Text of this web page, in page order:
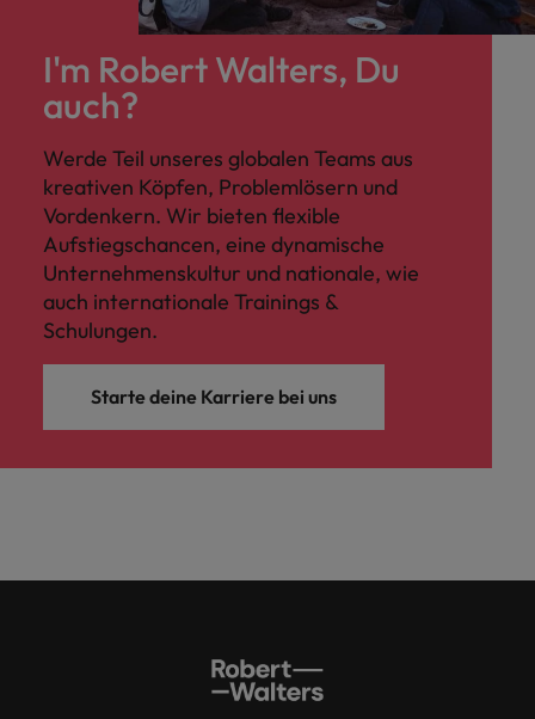
I'm Robert Walters, Du
auch?
Werde Teil unseres globalen Teams aus
kreativen Köpfen, Problemlösern und
Vordenkern. Wir bieten flexible
Aufstiegschancen, eine dynamische
Unternehmenskultur und nationale, wie
auch internationale Trainings &
Schulungen.
Starte deine Karriere bei uns